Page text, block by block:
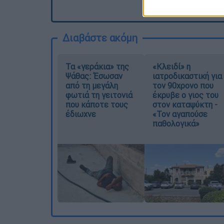
Διαβάστε ακόμη
Τα «γεράκια» της
Ψάθας: Έσωσαν
από τη μεγάλη
φωτιά τη γειτονιά
που κάποτε τους
έδιωχνε
«Κλειδί» η
ιατροδικαστική για
τον 90χρονο που
έκρυβε ο γιος του
στον καταψύκτη -
«Τον αγαπούσε
παθολογικά»